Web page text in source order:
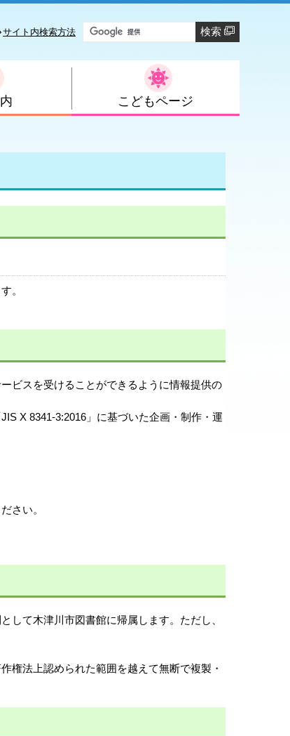
サイト内検索方法 検索
こどもページ
。
ビスを受けることができるように情報提供の
X 8341-3:2016」に基づいた企画・制作・運
さい。
して木津川市図書館に帰属します。ただし、
権法上認められた範囲を越えて無断で複製・